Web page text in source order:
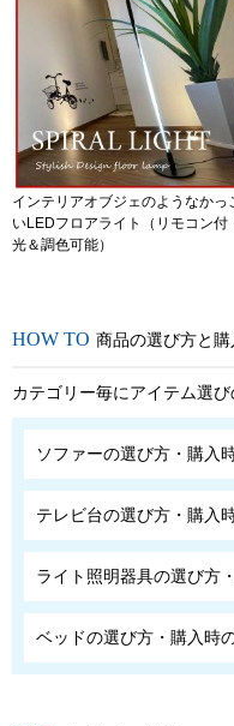
インテリアオブジェのようなかっ
いLEDフロアライト（リモコン付
光＆調色可能）
商品の選び方と
カテゴリー毎にアイテム選
ソファーの選び方・購入
テレビ台の選び方・購入
ライト照明器具の選び方
ベッドの選び方・購入時